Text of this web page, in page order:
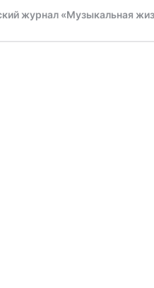
журнал «Музыкальная